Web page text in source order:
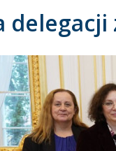
delegacji